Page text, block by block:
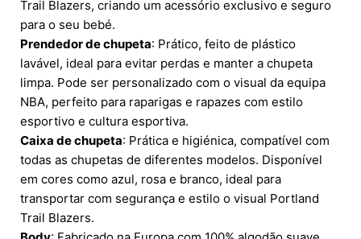
Trail Blazers, criando um acessório exclusivo e seguro
para o seu bebé.
Prendedor de chupeta: Prático, feito de plástico
lavável, ideal para evitar perdas e manter a chupeta
limpa. Pode ser personalizado com o visual da equipa
NBA, perfeito para raparigas e rapazes com estilo
esportivo e cultura esportiva.
Caixa de chupeta: Prática e higiénica, compatível com
todas as chupetas de diferentes modelos. Disponível
em cores como azul, rosa e branco, ideal para
transportar com segurança e estilo o visual Portland
Trail Blazers.